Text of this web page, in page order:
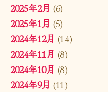
2025年2月 (6)
2025年1月 (5)
2024年12月 (14)
2024年11月 (8)
2024年10月 (8)
2024年9月 (11)